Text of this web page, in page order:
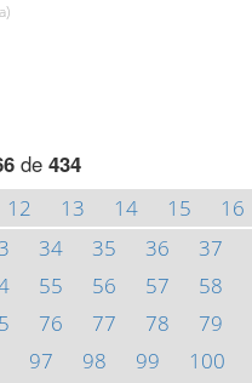
de 434
12 13 14 15 16
34 35 36 37
55 56 57 58
76 77 78 79
97 98 99 100